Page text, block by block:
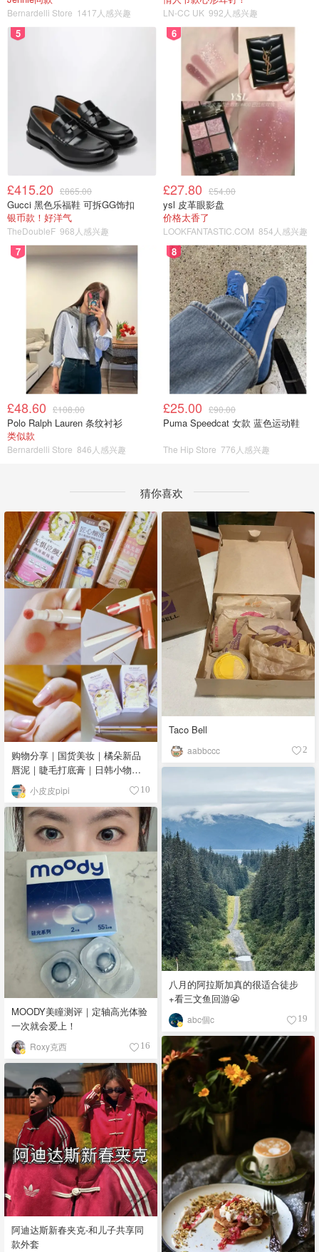
Bernardelli Store 1417人感兴趣 LN-CC UK 992人感兴趣
5
£415.20 £865.00
Gucci 黑色乐福鞋 可拆GG饰扣
银币款！好洋气
TheDoubleF 968人感兴趣
6
£27.80 £54.00
ysl 皮革眼影盘
价格太香了
LOOKFANTASTIC.COM 854人感兴趣
7
£48.60 £108.00
Polo Ralph Lauren 条纹衬衫
类似款
Bernardelli Store 846人感兴趣
8
£25.00 £90.00
Puma Speedcat 女款 蓝色运动鞋
The Hip Store 776人感兴趣
猜你喜欢
购物分享｜国货美妆｜橘朵新品
唇泥｜睫毛打底膏｜日韩小物｜
眼线笔｜美甲DIY💅
小皮皮pipi 10
Taco Bell
aabbccc 2
八月的阿拉斯加真的很适合徒步
+看三文鱼回游😬
abc個c 19
MOODY美瞳测评｜定轴高光体验
一次就会爱上！
Roxy克西 16
阿迪达斯新春夹克-和儿子共享同
款外套